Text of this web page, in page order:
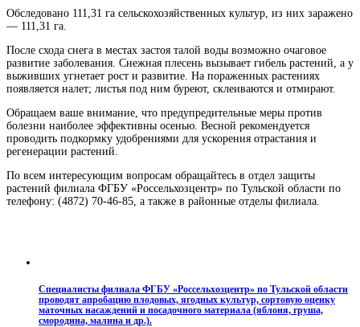
Обследовано 111,31 га сельскохозяйственных культур, из них заражено
— 111,31 га.
После схода снега в местах застоя талой воды возможно очаговое
развитие заболевания. Снежная плесень вызывает гибель растений, а у
выживших угнетает рост и развитие. На пораженных растениях
появляется налет; листья под ним буреют, склеиваются и отмирают.
Обращаем ваше внимание, что предупредительные меры против
болезни наиболее эффективны осенью. Весной рекомендуется
проводить подкормку удобрениями для ускорения отрастания и
регенерации растений.
По всем интересующим вопросам обращайтесь в отдел защиты
растений филиала ФГБУ «Россельхозцентр» по Тульской области по
телефону: (4872) 70-46-85, а также в районные отделы филиала.
Специалисты филиала ФГБУ «Россельхозцентр» по Тульской области
проводят апробацию плодовых, ягодных культур, сортовую оценку
маточных насаждений и посадочного материала (яблоня, груша,
смородина, малина и др.).